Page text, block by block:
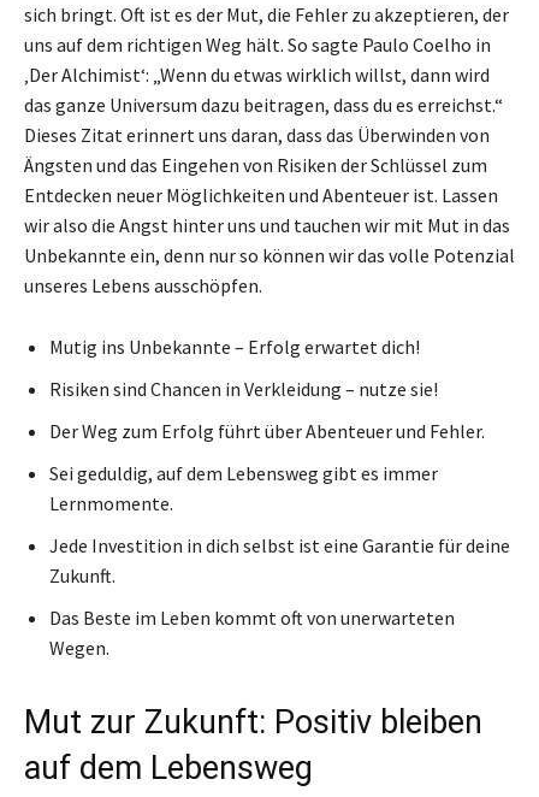
sich bringt. Oft ist es der Mut, die Fehler zu akzeptieren, der
uns auf dem richtigen Weg hält. So sagte Paulo Coelho in
‚Der Alchimist‘: „Wenn du etwas wirklich willst, dann wird
das ganze Universum dazu beitragen, dass du es erreichst.“
Dieses Zitat erinnert uns daran, dass das Überwinden von
Ängsten und das Eingehen von Risiken der Schlüssel zum
Entdecken neuer Möglichkeiten und Abenteuer ist. Lassen
wir also die Angst hinter uns und tauchen wir mit Mut in das
Unbekannte ein, denn nur so können wir das volle Potenzial
unseres Lebens ausschöpfen.
Mutig ins Unbekannte – Erfolg erwartet dich!
Risiken sind Chancen in Verkleidung – nutze sie!
Der Weg zum Erfolg führt über Abenteuer und Fehler.
Sei geduldig, auf dem Lebensweg gibt es immer
Lernmomente.
Jede Investition in dich selbst ist eine Garantie für deine
Zukunft.
Das Beste im Leben kommt oft von unerwarteten
Wegen.
Mut zur Zukunft: Positiv bleiben
auf dem Lebensweg